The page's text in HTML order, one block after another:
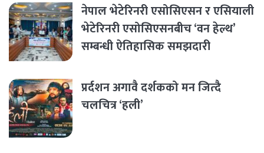
नेपाल भेटेरिनरी एसोसिएसन र एसियाली
भेटेरिनरी एसोसिएसनबीच ‘वन हेल्थ’
सम्बन्धी ऐतिहासिक समझदारी
प्रर्दशन अगावै दर्शकको मन जित्दै
चलचित्र ‘हली’